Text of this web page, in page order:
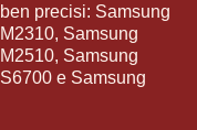
ben precisi: Samsung
M2310, Samsung
M2510, Samsung
S6700 e Samsung